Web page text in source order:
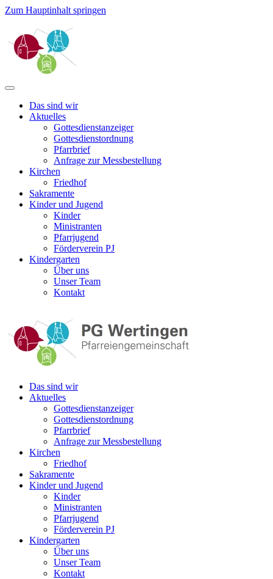
Zum Hauptinhalt springen
Das sind wir
Aktuelles
Gottesdienstanzeiger
Gottesdienstordnung
Pfarrbrief
Anfrage zur Messbestellung
Kirchen
Friedhof
Sakramente
Kinder und Jugend
Kinder
Ministranten
Pfarrjugend
Förderverein PJ
Kindergarten
Über uns
Unser Team
Kontakt
Das sind wir
Aktuelles
Gottesdienstanzeiger
Gottesdienstordnung
Pfarrbrief
Anfrage zur Messbestellung
Kirchen
Friedhof
Sakramente
Kinder und Jugend
Kinder
Ministranten
Pfarrjugend
Förderverein PJ
Kindergarten
Über uns
Unser Team
Kontakt